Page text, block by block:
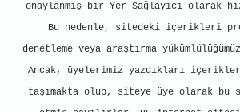
onaylanmış bir Yer Sağlayıcı olarak
Bu nedenle, sitedeki içerikleri
denetleme veya araştırma
Ancak, üyelerimiz yazdıkları
taşımakta olup, siteye üye olarak bu